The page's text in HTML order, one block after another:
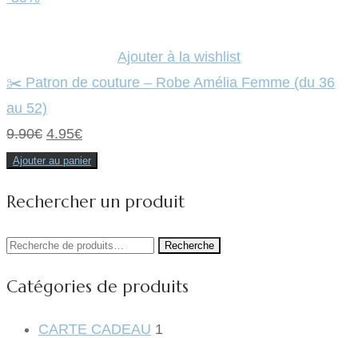
Ajouter à la wishlist
✂️ Patron de couture – Robe Amélia Femme (du 36
au 52)
9.90€ Le
prix
était :
9.90€.
4.95€Le
prix
est :
4.95€.
Ajouter au panier
Rechercher un produit
Recherche
Recherche
Catégories de produits
CARTE CADEAU 1